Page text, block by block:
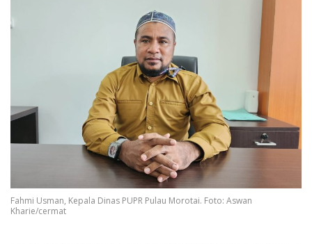
Fahmi Usman, Kepala Dinas PUPR Pulau Morotai. Foto: Aswan
Kharie/cermat